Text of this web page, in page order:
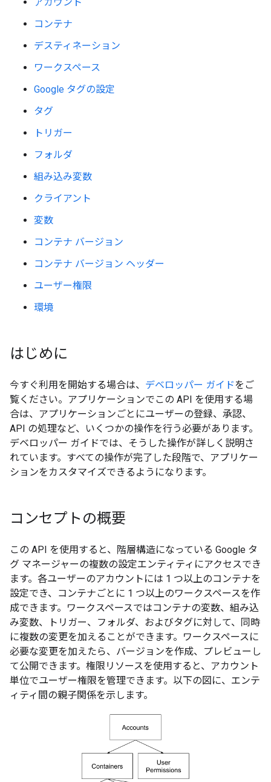
コンテナ
デスティネーション
ワークスペース
Google タグの設定
タグ
トリガー
フォルダ
組み込み変数
クライアント
変数
コンテナ バージョン
コンテナ バージョン ヘッダー
ユーザー権限
環境
はじめに
今すぐ利用を開始する場合は、 デベロッパー ガイドをご
覧ください。アプリケーションでこの API を使用する場
合は、アプリケーションごとにユーザーの登録、承認、
API の処理など、いくつかの操作を行う必要があります。
デベロッパー ガイドでは、そうした操作が詳しく説明さ
れています。すべての操作が完了した段階で、アプリケー
ションをカスタマイズできるようになります。
コンセプトの概要
この API を使用すると、階層構造になっている Google タ
グ マネージャーの複数の設定エンティティにアクセスでき
ます。各ユーザーのアカウントには 1 つ以上のコンテナを
設定でき、コンテナごとに 1 つ以上のワークスペースを作
成できます。ワークスペースではコンテナの変数、組み込
み変数、トリガー、フォルダ、およびタグに対して、同時
に複数の変更を加えることができます。ワークスペースに
必要な変更を加えたら、バージョンを作成、プレビューし
て公開できます。権限リソースを使用すると、アカウント
単位でユーザー権限を管理できます。以下の図に、エンテ
ィティ間の親子関係を示します。